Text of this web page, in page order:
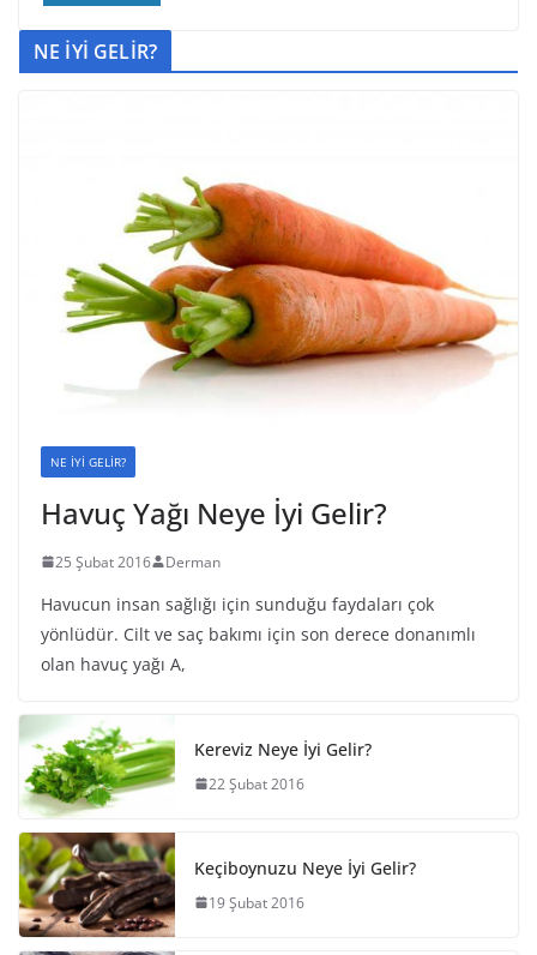
NE İYİ GELİR?
NE İYİ GELİR?
Havuç Yağı Neye İyi Gelir?
25 Şubat 2016 Derman
Havucun insan sağlığı için sunduğu faydaları çok
yönlüdür. Cilt ve saç bakımı için son derece donanımlı
olan havuç yağı A,
Kereviz Neye İyi Gelir?
22 Şubat 2016
Keçiboynuzu Neye İyi Gelir?
19 Şubat 2016